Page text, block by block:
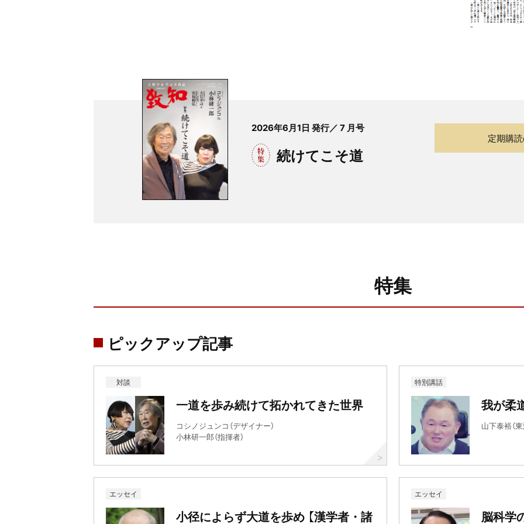
2026年6月1日 発行／ 7 月号
続けてこそ道
定期購
特集
ピックアップ記事
対談
一道を歩み続けて拓かれてきた世界
コシノジュンコ（デザイナー）
小林研一郎（指揮者）
特別講話
我が柔
山下泰裕（
エッセイ
小径によらず大道を歩め 【漢学者・諸
エッセイ
脳科学